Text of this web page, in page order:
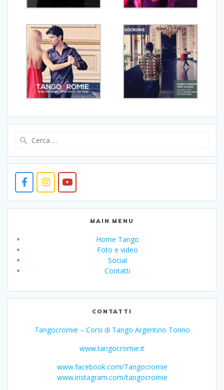
MAIN MENU
Home Tango
Foto e video
Social
Contatti
CONTATTI
Tangocromie – Corsi di Tango Argentino Torino
www.tangocromie.it
www.facebook.com/Tangocromie
www.instagram.com/tangocromie